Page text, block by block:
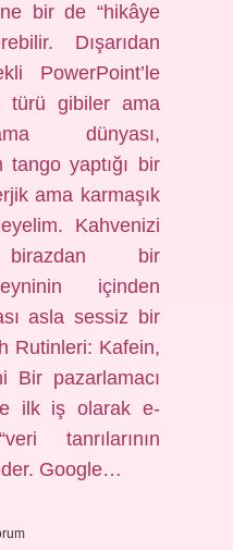
bir de “hikâye
Dışarıdan
PowerPoint’le
gibiler ama
dünyası,
tango yaptığı bir
ama karmaşık
Kahvenizi
bir
içinden
asla sessiz bir
Rutinleri: Kafein,
Bir pazarlamacı
ilk iş olarak e-
tanrılarının
Google…